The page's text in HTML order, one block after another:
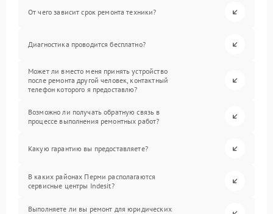
От чего зависит срок ремонта техники?
Диагностика проводится бесплатно?
Может ли вместо меня принять устройство
после ремонта другой человек, контактный
телефон которого я предоставлю?
Возможно ли получать обратную связь в
процессе выполнения ремонтных работ?
Какую гарантию вы предоставляете?
В каких районах Перми располагаются
сервисные центры Indesit?
Выполняете ли вы ремонт для юридических